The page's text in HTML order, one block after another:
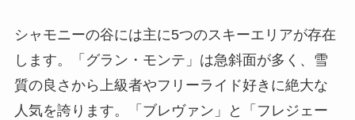
シャモニーの谷には主に5つのスキーエリアが存在
します。「グラン・モンテ」は急斜面が多く、雪
質の良さから上級者やフリーライド好きに絶大な
人気を誇ります。「ブレヴァン」と「フレジェー